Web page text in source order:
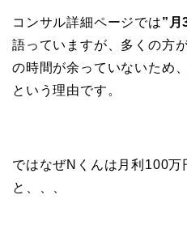
コンサル詳細ページでは”月
語っていますが、多くの方
の時間が余っていないため
という理由です。
ではなぜNくんは月利100万
と、、、